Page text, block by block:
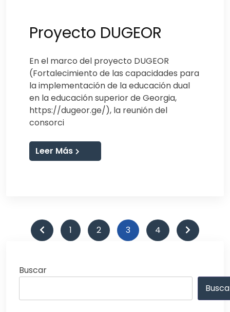
Proyecto DUGEOR
En el marco del proyecto DUGEOR
(Fortalecimiento de las capacidades para
la implementación de la educación dual
en la educación superior de Georgia,
https://dugeor.ge/), la reunión del
consorci
Leer Más
Paginación
de
1 2 3 4
Buscar